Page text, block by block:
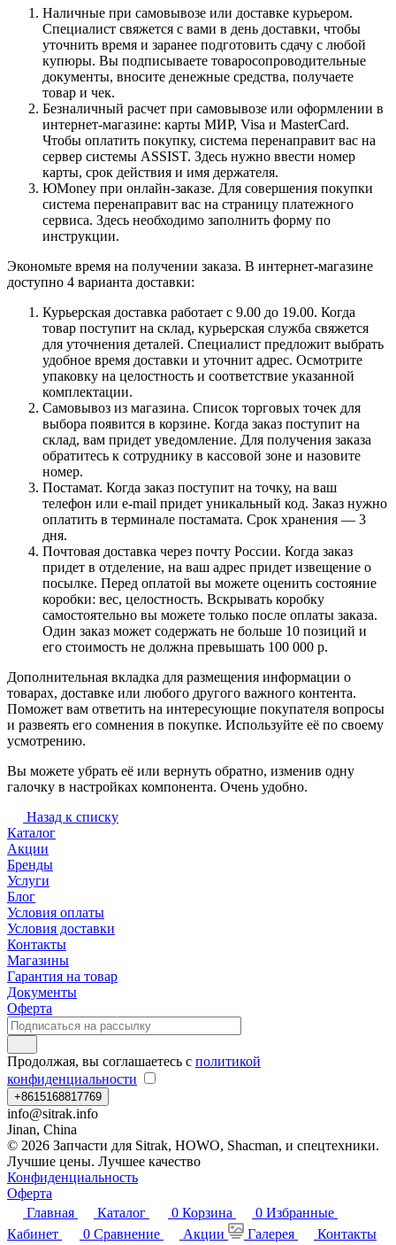
Наличные при самовывозе или доставке курьером.
Специалист свяжется с вами в день доставки, чтобы
уточнить время и заранее подготовить сдачу с любой
купюры. Вы подписываете товаросопроводительные
документы, вносите денежные средства, получаете
товар и чек.
Безналичный расчет при самовывозе или оформлении в
интернет-магазине: карты МИР, Visa и MasterCard.
Чтобы оплатить покупку, система перенаправит вас на
сервер системы ASSIST. Здесь нужно ввести номер
карты, срок действия и имя держателя.
ЮMoney при онлайн-заказе. Для совершения покупки
система перенаправит вас на страницу платежного
сервиса. Здесь необходимо заполнить форму по
инструкции.
Экономьте время на получении заказа. В интернет-магазине
доступно 4 варианта доставки:
Курьерская доставка работает с 9.00 до 19.00. Когда
товар поступит на склад, курьерская служба свяжется
для уточнения деталей. Специалист предложит выбрать
удобное время доставки и уточнит адрес. Осмотрите
упаковку на целостность и соответствие указанной
комплектации.
Самовывоз из магазина. Список торговых точек для
выбора появится в корзине. Когда заказ поступит на
склад, вам придет уведомление. Для получения заказа
обратитесь к сотруднику в кассовой зоне и назовите
номер.
Постамат. Когда заказ поступит на точку, на ваш
телефон или e-mail придет уникальный код. Заказ нужно
оплатить в терминале постамата. Срок хранения — 3
дня.
Почтовая доставка через почту России. Когда заказ
придет в отделение, на ваш адрес придет извещение о
посылке. Перед оплатой вы можете оценить состояние
коробки: вес, целостность. Вскрывать коробку
самостоятельно вы можете только после оплаты заказа.
Один заказ может содержать не больше 10 позиций и
его стоимость не должна превышать 100 000 р.
Дополнительная вкладка для размещения информации о
товарах, доставке или любого другого важного контента.
Поможет вам ответить на интересующие покупателя вопросы
и развеять его сомнения в покупке. Используйте её по своему
усмотрению.
Вы можете убрать её или вернуть обратно, изменив одну
галочку в настройках компонента. Очень удобно.
Назад к списку
Каталог
Акции
Бренды
Услуги
Блог
Условия оплаты
Условия доставки
Контакты
Магазины
Гарантия на товар
Документы
Оферта
Продолжая, вы соглашаетесь с политикой
конфиденциальности
+8615168817769
info@sitrak.info
Jinan, China
© 2026 Запчасти для Sitrak, HOWO, Shacman, и спецтехники.
Лучшие цены. Лучшее качество
Конфиденциальность
Оферта
Главная
Каталог 0 Корзина 0 Избранные
Кабинет
0 Сравнение Акции Галерея Контакты